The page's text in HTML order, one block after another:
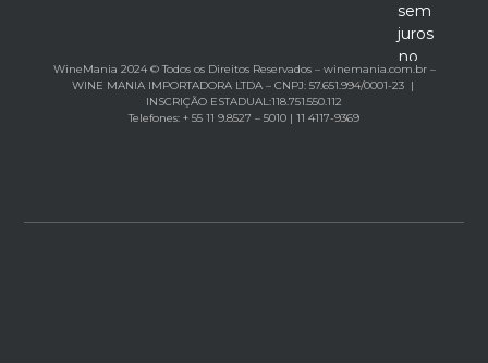
sem
juros
no
cartão
WineMania 2024 © Todos os Direitos Reservados – winemania.com.br –
WINE MANIA IMPORTADORA LTDA – CNPJ: 57.651.994/0001-23 |
INSCRIÇÃO ESTADUAL:118.751.550.112
Telefones: + 55 11 9.8527 – 5010 | 11 4117-9369